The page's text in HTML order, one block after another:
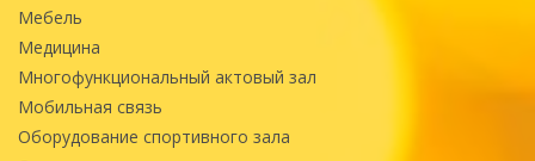
Мебель
Медицина
Многофункциональный актовый зал
Мобильная связь
Оборудование спортивного зала